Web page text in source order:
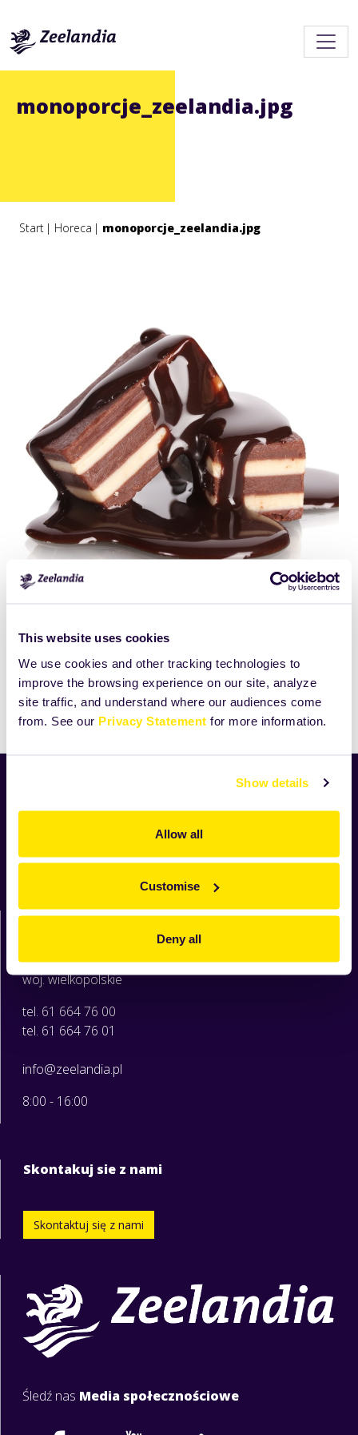
This website uses cookies
We use cookies and other tracking technologies to
improve the browsing experience on our site, analyze
site traffic, and understand where our audiences come
from. See our Privacy Statement for more information.
Show details
Allow all
Customise
Deny all
monoporcje_zeelandia.jpg
Start Horeca monoporcje_zeelandia.jpg
Click
view
size
image…
Size:
Drukuj
Nowości
Receptury
Zeelandia sp. z o.o.
62-080 Tarnowo Podgórne
woj. wielkopolskie
tel. 61 664 76 00
tel. 61 664 76 01
info@zeelandia.pl
8:00 - 16:00
Skontakuj sie z nami
Skontaktuj się z nami
Śledź nas Media społecznościowe